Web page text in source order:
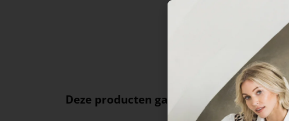
Deze producten ga je leuk vinden